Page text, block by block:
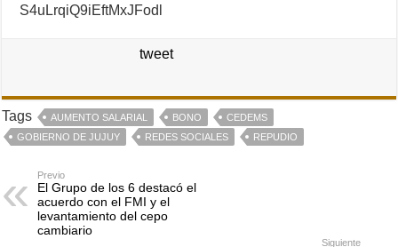
S4uLrqiQ9iEftMxJFodl
tweet
Tags AUMENTO SALARIAL BONO
CEDEMS
GOBIERNO DE JUJUY
REDES SOCIALES REPUDIO
Previo
El Grupo de los 6 destacó el
acuerdo con el FMI y el
levantamiento del cepo
cambiario
Siguiente